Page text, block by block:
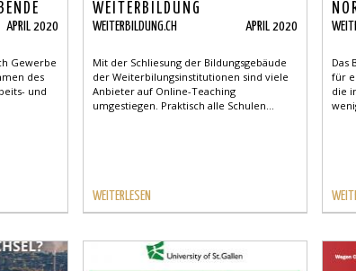
APRIL 2020
Gewerbe
des
und
WEITERBILDUNG
WEITERBILDUNG.CH APRIL 2020
Mit der Schliesung der Bildungsgebäude
der Weiterbilungsinstitutionen sind viele
Anbieter auf Online-Teaching
umgestiegen. Praktisch alle Schulen...
WEITERLESEN
Das
für
die